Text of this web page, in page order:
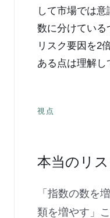
して市場では
数に分けている
リスク要因を2
ある点は理解し
視点
本当のリ
「指数の数を
類を増やす」